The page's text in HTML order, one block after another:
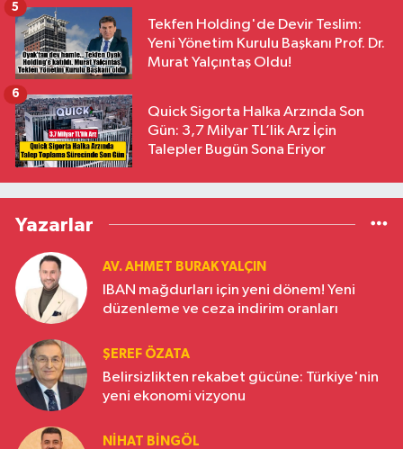
Tekfen Holding'de Devir Teslim:
Yeni Yönetim Kurulu Başkanı Prof. Dr.
Murat Yalçıntaş Oldu!
5
Quick Sigorta Halka Arzında Son
Gün: 3,7 Milyar TL’lik Arz İçin
Talepler Bugün Sona Eriyor
6
Yazarlar
AV. AHMET BURAK YALÇIN
IBAN mağdurları için yeni dönem! Yeni
düzenleme ve ceza indirim oranları
ŞEREF ÖZATA
Belirsizlikten rekabet gücüne: Türkiye'nin
yeni ekonomi vizyonu
NIHAT BINGÖL